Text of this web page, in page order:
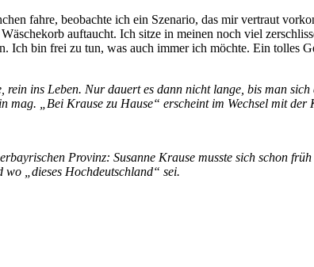
fahre, beobachte ich ein Szenario, das mir vertraut
auftaucht. Ich sitze in meinen noch viel
Ich bin frei zu tun, was auch immer ich möchte. Ein tolles
ins Leben. Nur dauert es dann nicht lange, bis man
mag. „Bei Krause zu Hause“ erscheint im Wechsel mit der
Provinz: Susanne Krause musste sich schon
„dieses Hochdeutschland“ sei.